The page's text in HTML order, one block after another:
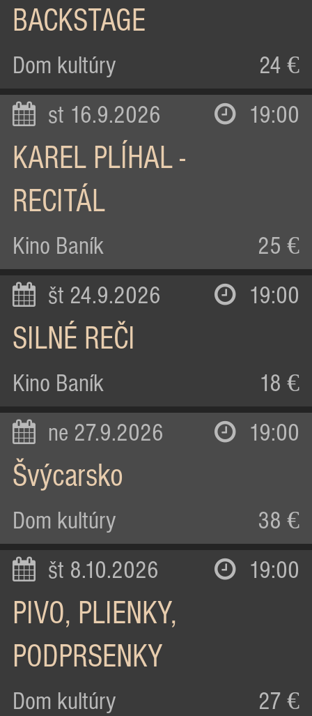
BACKSTAGE
Dom kultúry 24 €
st 16.9.2026 19:00
KAREL PLÍHAL -
RECITÁL
Kino Baník 25 €
št 24.9.2026 19:00
SILNÉ REČI
Kino Baník 18 €
ne 27.9.2026 19:00
Švýcarsko
Dom kultúry 38 €
št 8.10.2026 19:00
PIVO, PLIENKY,
PODPRSENKY
Dom kultúry 27 €